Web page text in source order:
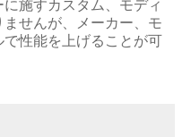
施すカスタム、モディ
せんが、メーカー、モ
性能を上げることが可